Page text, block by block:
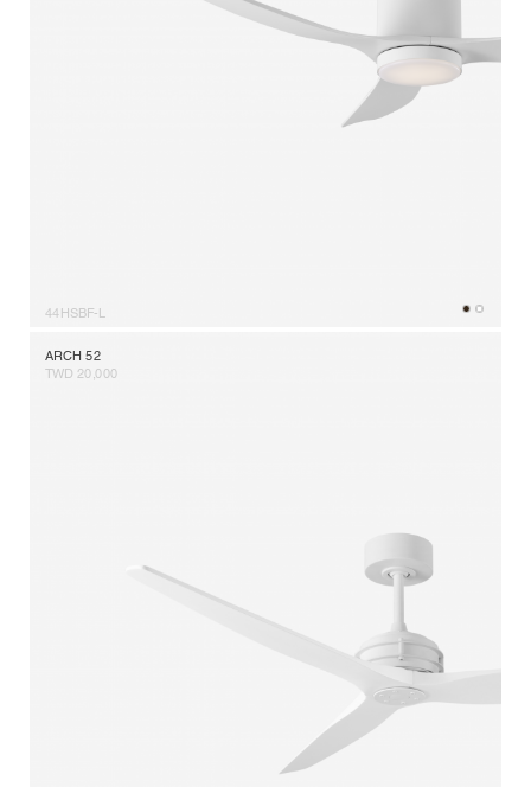
44HSBF-L
ARCH 52
TWD 20,000